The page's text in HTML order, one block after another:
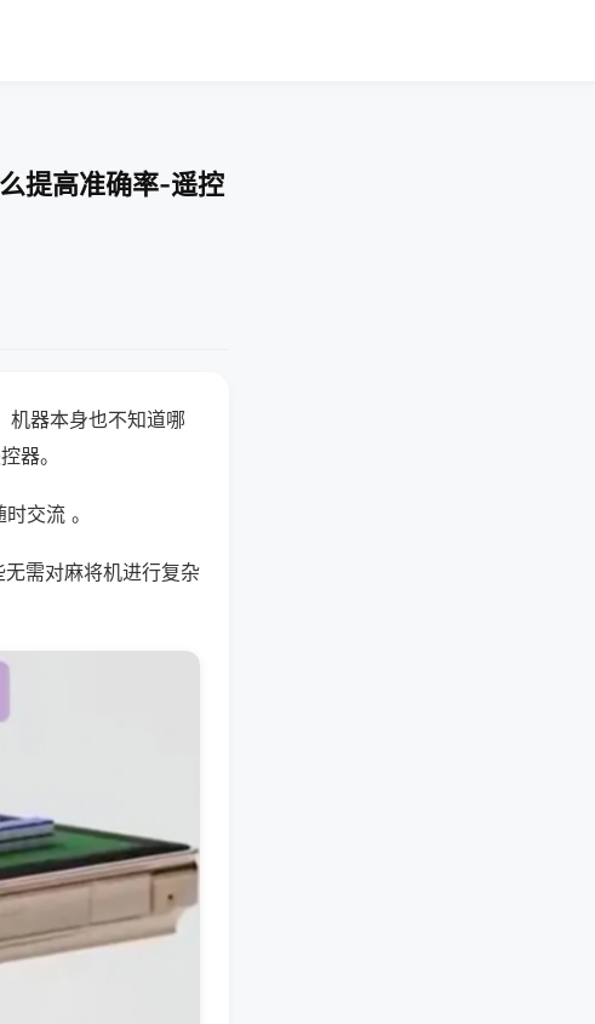
提高准确率-遥控
机器本身也不知道哪
器。
交流 。
需对麻将机进行复杂